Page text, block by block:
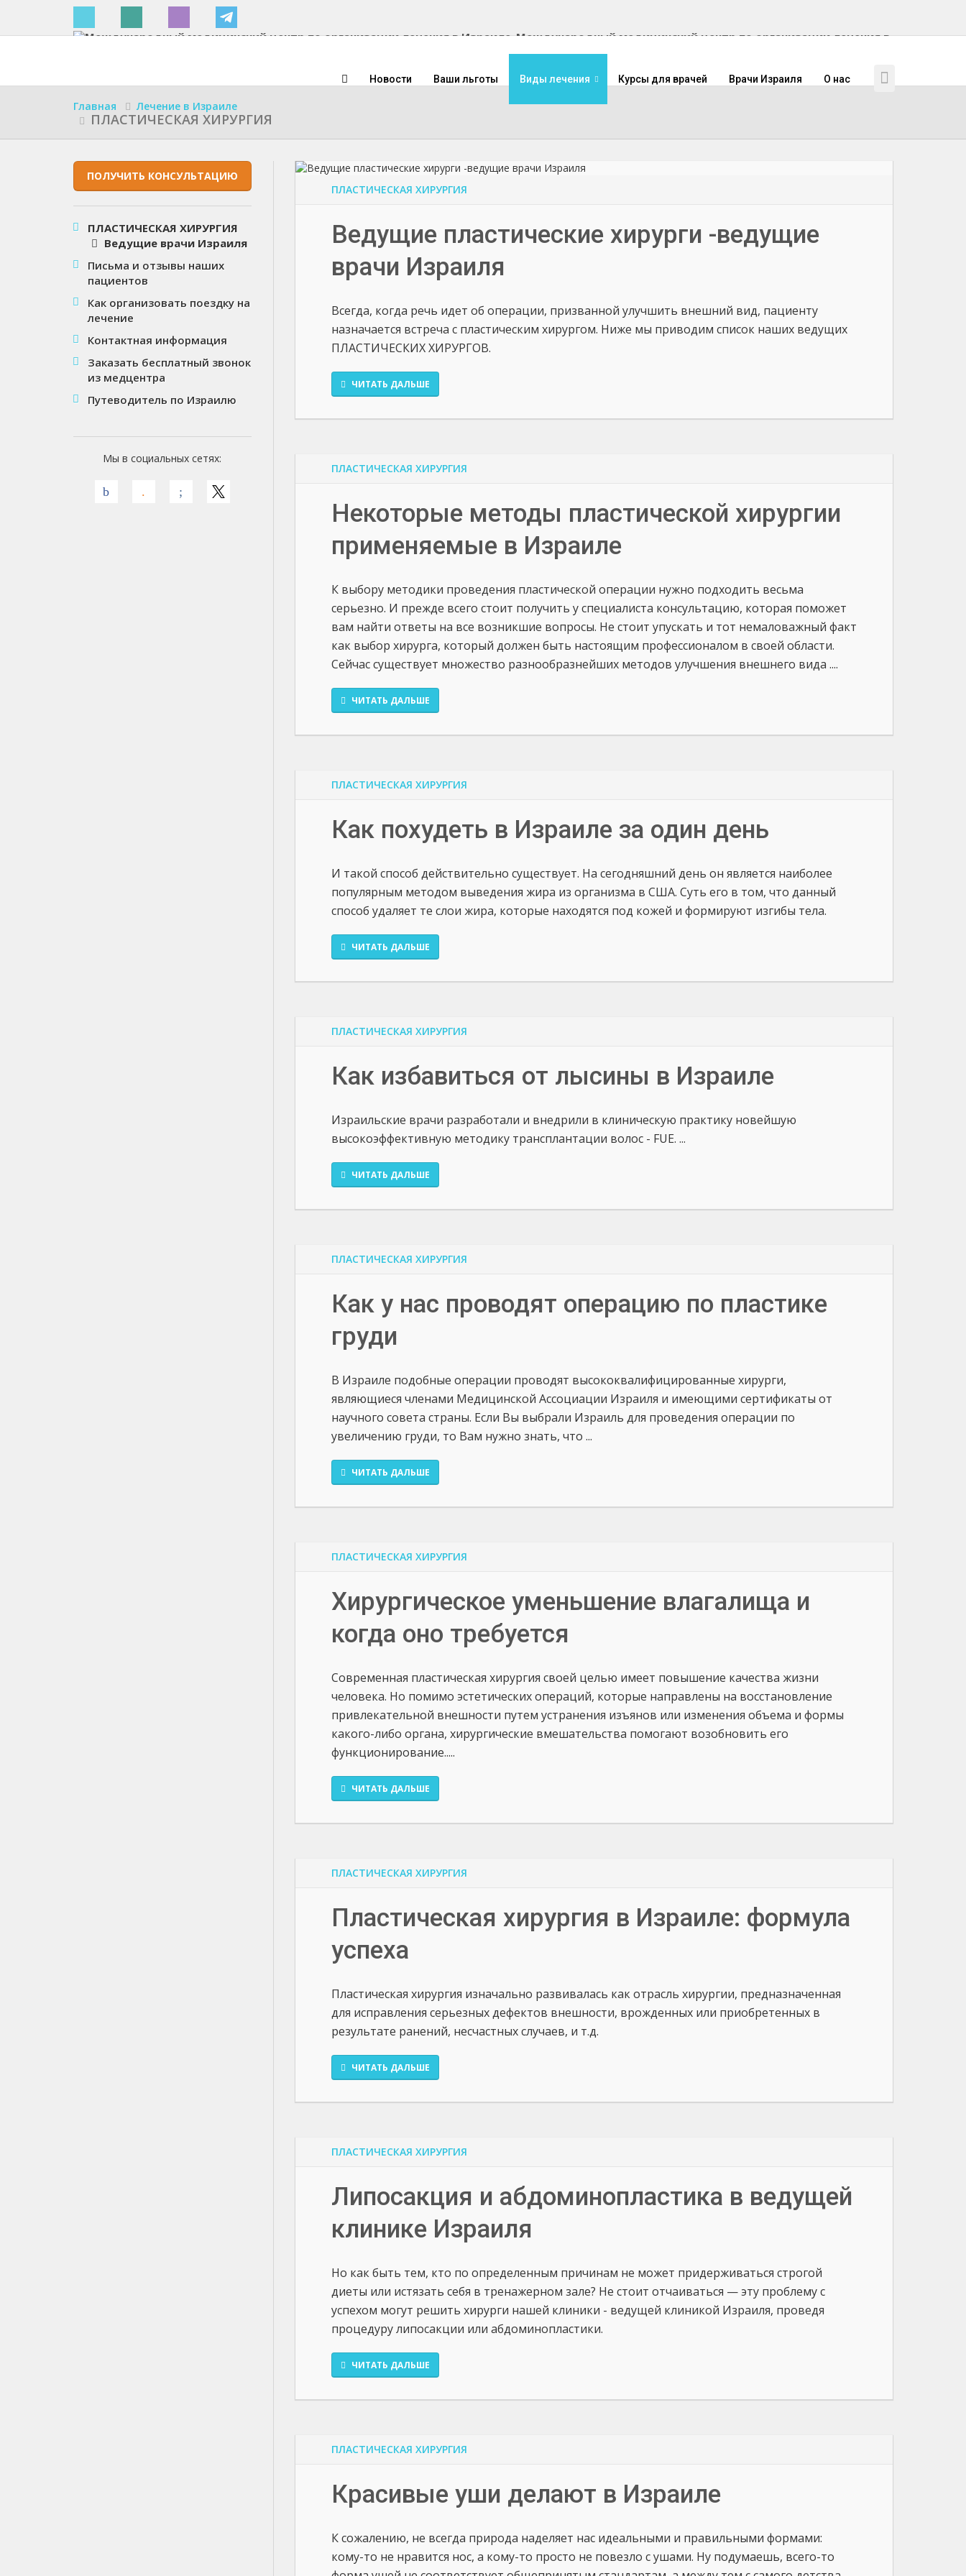
Международный медицинский центр по организации лечения в
Новости Ваши льготы Виды лечения Курсы для врачей Врачи Израиля О нас
Главная Лечение в Израиле
ПЛАСТИЧЕСКАЯ ХИРУРГИЯ
ПОЛУЧИТЬ КОНСУЛЬТАЦИЮ
ПЛАСТИЧЕСКАЯ ХИРУРГИЯ
Ведущие врачи Израиля
Письма и отзывы наших
пациентов
Как организовать поездку на
лечение
Контактная информация
Заказать бесплатный звонок
из медцентра
Путеводитель по Израилю
Мы в социальных сетях:
ПЛАСТИЧЕСКАЯ ХИРУРГИЯ
Ведущие пластические хирурги -ведущие
врачи Израиля
Всегда, когда речь идет об операции, призванной улучшить внешний вид, пациенту
назначается встреча с пластическим хирургом. Ниже мы приводим список наших ведущих
ПЛАСТИЧЕСКИХ ХИРУРГОВ.
ЧИТАТЬ ДАЛЬШЕ
ПЛАСТИЧЕСКАЯ ХИРУРГИЯ
Некоторые методы пластической хирургии
применяемые в Израиле
К выбору методики проведения пластической операции нужно подходить весьма
серьезно. И прежде всего стоит получить у специалиста консультацию, которая поможет
вам найти ответы на все возникшие вопросы. Не стоит упускать и тот немаловажный факт
как выбор хирурга, который должен быть настоящим профессионалом в своей области.
Сейчас существует множество разнообразнейших методов улучшения внешнего вида ....
ЧИТАТЬ ДАЛЬШЕ
ПЛАСТИЧЕСКАЯ ХИРУРГИЯ
Как похудеть в Израиле за один день
И такой способ действительно существует. На сегодняшний день он является наиболее
популярным методом выведения жира из организма в США. Суть его в том, что данный
способ удаляет те слои жира, которые находятся под кожей и формируют изгибы тела.
ЧИТАТЬ ДАЛЬШЕ
ПЛАСТИЧЕСКАЯ ХИРУРГИЯ
Как избавиться от лысины в Израиле
Израильские врачи разработали и внедрили в клиническую практику новейшую
высокоэффективную методику трансплантации волос - FUE. ...
ЧИТАТЬ ДАЛЬШЕ
ПЛАСТИЧЕСКАЯ ХИРУРГИЯ
Как у нас проводят операцию по пластике
груди
В Израиле подобные операции проводят высококвалифицированные хирурги,
являющиеся членами Медицинской Ассоциации Израиля и имеющими сертификаты от
научного совета страны. Если Вы выбрали Израиль для проведения операции по
увеличению груди, то Вам нужно знать, что ...
ЧИТАТЬ ДАЛЬШЕ
ПЛАСТИЧЕСКАЯ ХИРУРГИЯ
Хирургическое уменьшение влагалища и
когда оно требуется
Современная пластическая хирургия своей целью имеет повышение качества жизни
человека. Но помимо эстетических операций, которые направлены на восстановление
привлекательной внешности путем устранения изъянов или изменения объема и формы
какого-либо органа, хирургические вмешательства помогают возобновить его
функционирование.....
ЧИТАТЬ ДАЛЬШЕ
ПЛАСТИЧЕСКАЯ ХИРУРГИЯ
Пластическая хирургия в Израиле: формула
успеха
Пластическая хирургия изначально развивалась как отрасль хирургии, предназначенная
для исправления серьезных дефектов внешности, врожденных или приобретенных в
результате ранений, несчастных случаев, и т.д.
ЧИТАТЬ ДАЛЬШЕ
ПЛАСТИЧЕСКАЯ ХИРУРГИЯ
Липосакция и абдоминопластика в ведущей
клинике Израиля
Но как быть тем, кто по определенным причинам не может придерживаться строгой
диеты или истязать себя в тренажерном зале? Не стоит отчаиваться — эту проблему с
успехом могут решить хирурги нашей клиники - ведущей клиникой Израиля, проведя
процедуру липосакции или абдоминопластики.
ЧИТАТЬ ДАЛЬШЕ
ПЛАСТИЧЕСКАЯ ХИРУРГИЯ
Красивые уши делают в Израиле
К сожалению, не всегда природа наделяет нас идеальными и правильными формами:
кому-то не нравится нос, а кому-то просто не повезло с ушами. Ну подумаешь, всего-то